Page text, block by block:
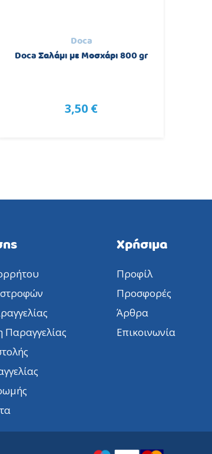
Doca
Doca Σαλάμι με Μοσχάρι 800 gr
3,50 €
Παραγγελίας
Χρήσιμα
Προφίλ
Προσφορές
Άρθρα
Επικοινωνία